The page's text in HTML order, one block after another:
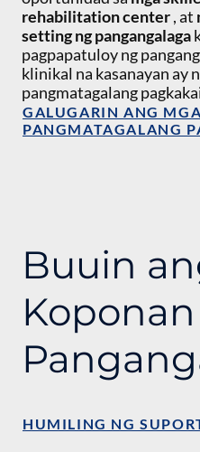
rehabilitation center, at
setting ng pangangalaga
pagpapatuloy ng
klinikal na kasanayan ay
pangmatagalang
GALUGARIN ANG
PANGMATAGALANG
Buuin
HUMILING NG